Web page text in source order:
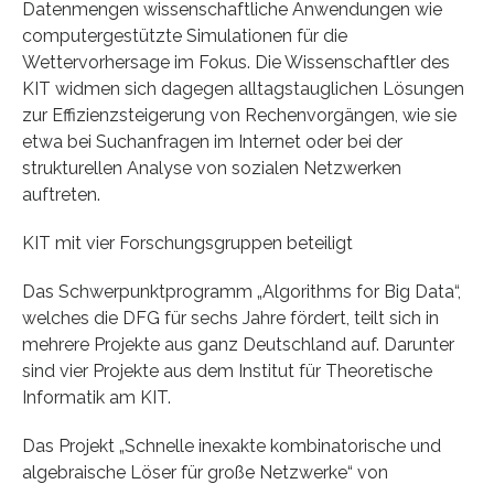
Datenmengen wissenschaftliche Anwendungen wie
computergestützte Simulationen für die
Wettervorhersage im Fokus. Die Wissenschaftler des
KIT widmen sich dagegen alltagstauglichen Lösungen
zur Effizienzsteigerung von Rechenvorgängen, wie sie
etwa bei Suchanfragen im Internet oder bei der
strukturellen Analyse von sozialen Netzwerken
auftreten.
KIT mit vier Forschungsgruppen beteiligt
Das Schwerpunktprogramm „Algorithms for Big Data“,
welches die DFG für sechs Jahre fördert, teilt sich in
mehrere Projekte aus ganz Deutschland auf. Darunter
sind vier Projekte aus dem Institut für Theoretische
Informatik am KIT.
Das Projekt „Schnelle inexakte kombinatorische und
algebraische Löser für große Netzwerke“ von